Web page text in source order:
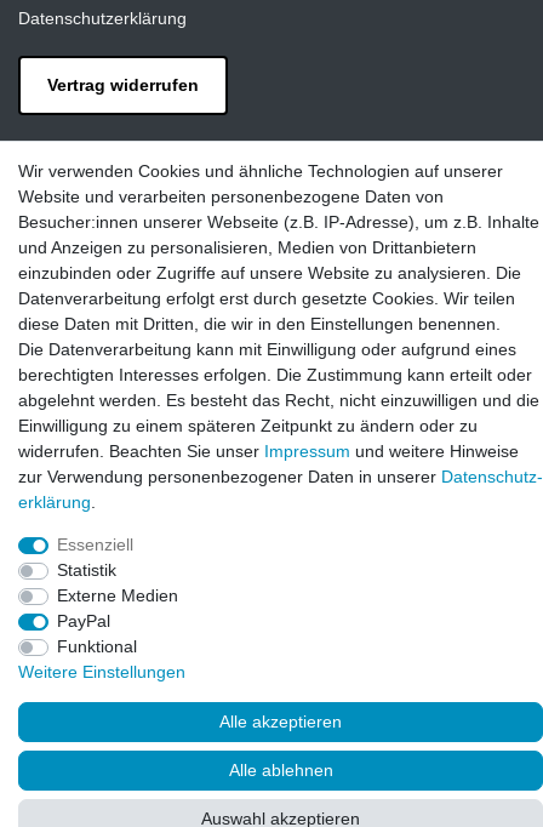
Datenschutzerklärung
Vertrag widerrufen
LAXARA:
Zeppelinstraße 4, 89604 Allmendingen, Deutschland
E-mail:
info@laxara.de
E-mail:
info@bluewater-armaturen.de
Öffnungszeiten:
Mo - Fr 10:00 - 12:00 Uhr
Mo - Fr 13:00 - 15:00 Uhr
© Copyright 2026. LAXARA
Wir verwenden Cookies und ähnliche Technologien auf unserer
Website und verarbeiten personenbezogene Daten von
Besucher:innen unserer Webseite (z.B. IP-Adresse), um z.B. Inhalte
und Anzeigen zu personalisieren, Medien von Drittanbietern
einzubinden oder Zugriffe auf unsere Website zu analysieren. Die
Datenverarbeitung erfolgt erst durch gesetzte Cookies. Wir teilen
diese Daten mit Dritten, die wir in den Einstellungen benennen.
Die Datenverarbeitung kann mit Einwilligung oder aufgrund eines
berechtigten Interesses erfolgen. Die Zustimmung kann erteilt oder
abgelehnt werden. Es besteht das Recht, nicht einzuwilligen und die
Einwilligung zu einem späteren Zeitpunkt zu ändern oder zu
widerrufen. Beachten Sie unser Impressum und weitere Hinweise
zur Verwendung personenbezogener Daten in unserer Daten­schutz­
erklärung
Essenziell
Statistik
Externe Medien
PayPal
Funktional
Weitere Einstellungen
Alle akzeptieren
Alle ablehnen
Auswahl akzeptieren